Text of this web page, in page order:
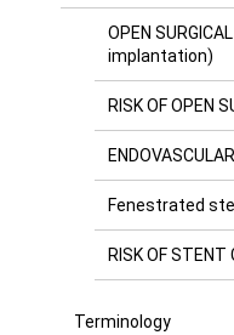
OPEN
implantation)
RISK OF OPEN
Fenestrated
RISK OF STENT
Terminology